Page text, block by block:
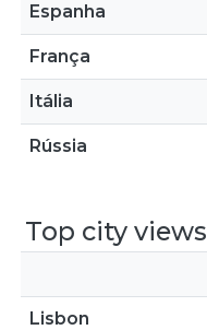
Espanha
França
Itália
Rússia
Top city views
Lisbon